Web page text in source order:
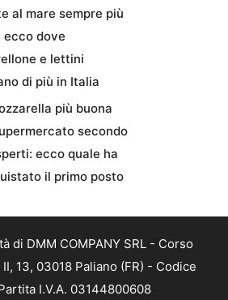
al mare sempre più
ecco dove
e lettini
di più in Italia
più buona
secondo
ecco quale ha
il primo posto
di DMM COMPANY SRL - Corso
13, 03018 Paliano (FR) - Codice
I.V.A. 03144800608